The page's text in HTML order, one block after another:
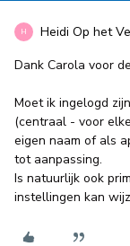
H Heidi Op het
Dank Carola voor
Moet ik ingelogd
(centraal - voor
eigen naam of als
tot aanpassing.
Is natuurlijk ook
instellingen kan